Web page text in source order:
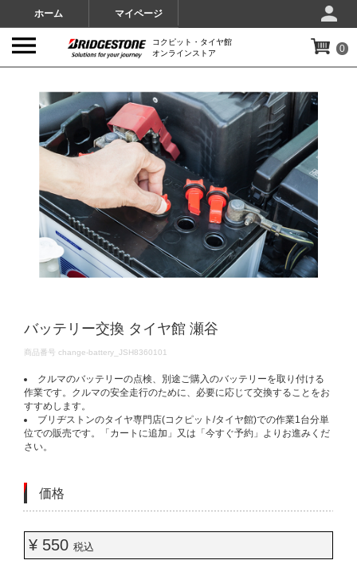
ホーム マイページ
コクピット・タイヤ館
オンラインストア
0
バッテリー交換 タイヤ館 瀬谷
DETAILS
商品番号 change-battery_JSH8360101
クルマのバッテリーの点検、別途ご購入のバッテリーを取り付ける
作業です。クルマの安全走行のために、必要に応じて交換することをお
すすめします。
ブリヂストンのタイヤ専門店(コクピット/タイヤ館)での作業1台分単
位での販売です。「カートに追加」又は「今すぐ予約」よりお進みくだ
さい。
価格
¥ 550 税込